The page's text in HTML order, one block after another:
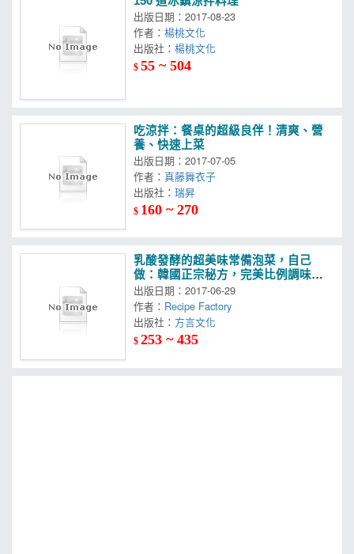
出版日期：2017-08-23
作者：楊桃文化
出版社：
$55 ~ 504
吃涼拌：餐桌的超級良伴！清爽、營
養、快速上菜
出版日期：2017-07-05
作者：真藤舞衣子
出版社：
$ 160 ~ 270
乳酸發酵的超美味常備泡菜，自己
做：韓國正宗秘方，完美比例調味，
防癌、燃脂、平衡體內ＰＨ值的極秘
健康食譜
出版日期：2017-06-29
作者： Recipe Factory
出版社：
$253 ~ 435